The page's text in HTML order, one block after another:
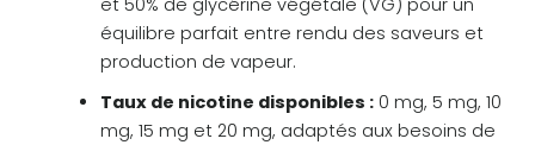
équilibre parfait entre rendu des saveurs et
production de vapeur.
Taux de nicotine disponibles :0 mg, 5 mg, 10
mg, 15 mg et 20 mg, adaptés aux besoins de